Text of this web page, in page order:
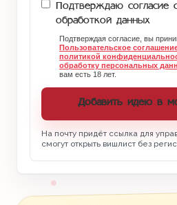
Подтверждаю согласие
обработкой данных
Подтверждая согласие, вы
Пользовательское
политикой
обработку персональных
вам есть 18 лет.
Добавить идею в
На почту придёт ссылка для
смогут открыть вишлист без